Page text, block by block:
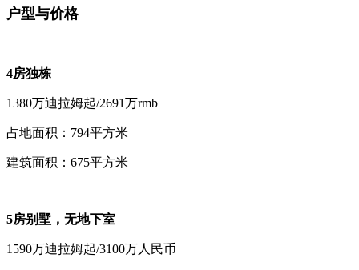
户型与价格
4房独栋
1380万迪拉姆起/2691万rmb
占地面积：794平方米
建筑面积：675平方米
5房别墅，无地下室
1590万迪拉姆起/3100万人民币